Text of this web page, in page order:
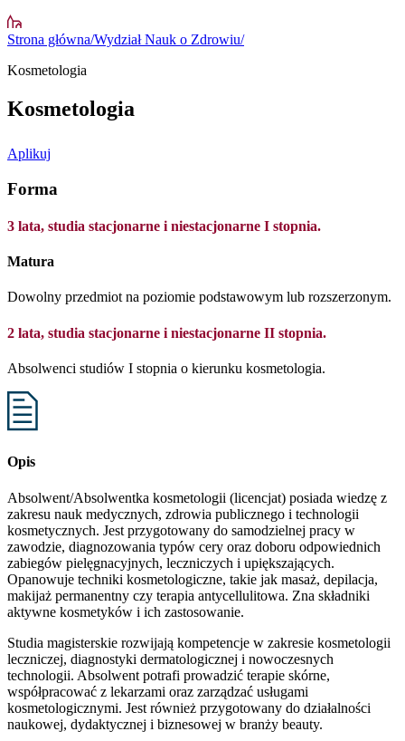
Strona główna/Wydział Nauk o Zdrowiu/
Kosmetologia
Kosmetologia
Aplikuj
Forma
3 lata, studia stacjonarne i niestacjonarne I stopnia.
Matura
Dowolny przedmiot na poziomie podstawowym lub rozszerzonym.
2 lata, studia stacjonarne i niestacjonarne II stopnia.
Absolwenci studiów I stopnia o kierunku kosmetologia.
Opis
Absolwent/Absolwentka kosmetologii (licencjat) posiada wiedzę z
zakresu nauk medycznych, zdrowia publicznego i technologii
kosmetycznych. Jest przygotowany do samodzielnej pracy w
zawodzie, diagnozowania typów cery oraz doboru odpowiednich
zabiegów pielęgnacyjnych, leczniczych i upiększających.
Opanowuje techniki kosmetologiczne, takie jak masaż, depilacja,
makijaż permanentny czy terapia antycellulitowa. Zna składniki
aktywne kosmetyków i ich zastosowanie.
Studia magisterskie rozwijają kompetencje w zakresie kosmetologii
leczniczej, diagnostyki dermatologicznej i nowoczesnych
technologii. Absolwent potrafi prowadzić terapie skórne,
współpracować z lekarzami oraz zarządzać usługami
kosmetologicznymi. Jest również przygotowany do działalności
naukowej, dydaktycznej i biznesowej w branży beauty.